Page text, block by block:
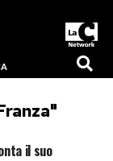
il suo